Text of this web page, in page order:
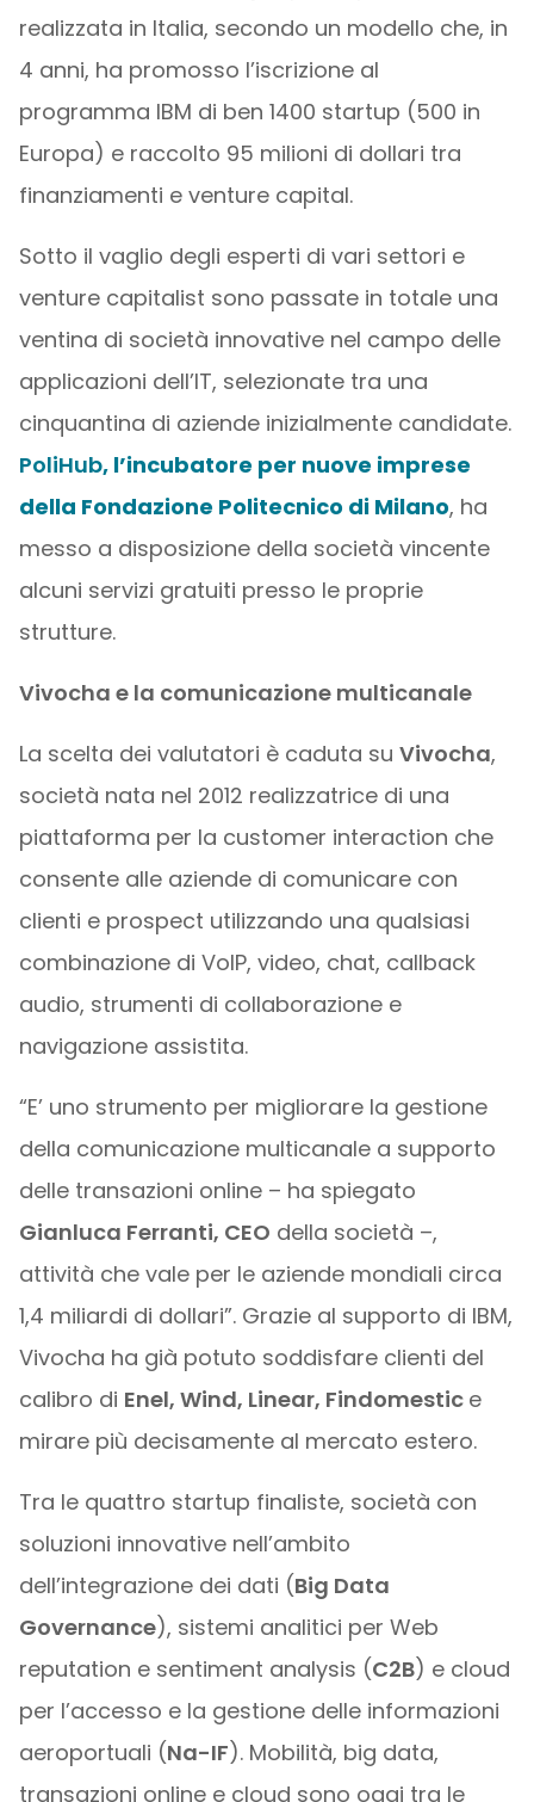
realizzata in Italia, secondo un modello che, in
4 anni, ha promosso l’iscrizione al
programma IBM di ben 1400 startup (500 in
Europa) e raccolto 95 milioni di dollari tra
finanziamenti e venture capital.
Sotto il vaglio degli esperti di vari settori e
venture capitalist sono passate in totale una
ventina di società innovative nel campo delle
applicazioni dell’IT, selezionate tra una
cinquantina di aziende inizialmente candidate.
PoliHub, l’incubatore per nuove imprese
della Fondazione Politecnico di Milano, ha
messo a disposizione della società vincente
alcuni servizi gratuiti presso le proprie
strutture.
Vivocha e la comunicazione multicanale
La scelta dei valutatori è caduta su Vivocha,
società nata nel 2012 realizzatrice di una
piattaforma per la customer interaction che
consente alle aziende di comunicare con
clienti e prospect utilizzando una qualsiasi
combinazione di VoIP, video, chat, callback
audio, strumenti di collaborazione e
navigazione assistita.
“E’ uno strumento per migliorare la gestione
della comunicazione multicanale a supporto
delle transazioni online – ha spiegato
Gianluca Ferranti, CEO della società –,
attività che vale per le aziende mondiali circa
1,4 miliardi di dollari”. Grazie al supporto di IBM,
Vivocha ha già potuto soddisfare clienti del
calibro di Enel, Wind, Linear, Findomestic e
mirare più decisamente al mercato estero.
Tra le quattro startup finaliste, società con
soluzioni innovative nell’ambito
dell’integrazione dei dati (Big Data
Governance), sistemi analitici per Web
reputation e sentiment analysis (C2B) e cloud
per l’accesso e la gestione delle informazioni
aeroportuali (Na-IF). Mobilità, big data,
transazioni online e cloud sono oggi tra le